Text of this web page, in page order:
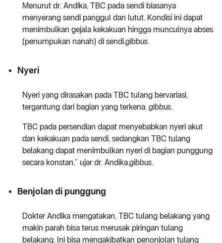
Menurut dr. Andika, TBC pada sendi biasanya
menyerang sendi panggul dan lutut. Kondisi ini dapat
menimbulkan gejala kekakuan hingga munculnya abses
(penumpukan nanah) di sendi.gibbus.
Nyeri
Nyeri yang dirasakan pada TBC tulang bervariasi,
tergantung dari bagian yang terkena. gibbus.
TBC pada persendian dapat menyebabkan nyeri akut
dan kekakuan pada sendi, sedangkan TBC tulang
belakang dapat menimbulkan nyeri di bagian punggung
secara konstan,” ujar dr. Andika.gibbus.
Benjolan di punggung
Dokter Andika mengatakan, TBC tulang belakang yang
makin parah bisa terus merusak piringan tulang
belakang. Ini bisa mengakibatkan penonjolan tulang